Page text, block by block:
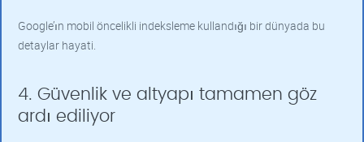
Google’ın mobil öncelikli indeksleme kullandığı bir dünyada bu
detaylar hayati.
4. Güvenlik ve altyapı tamamen göz
ardı ediliyor